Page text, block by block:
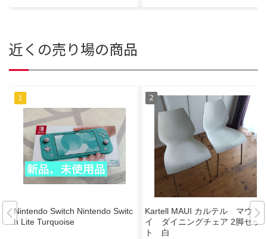
近くの売り場の商品
Nintendo Switch Nintendo Switc
h Lite Turquoise
Kartell MAUI カルテル マウ
イ ダイニングチェア 2脚セッ
ト 白